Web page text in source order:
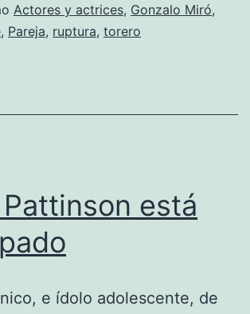
Castro,
pareja
Actores y actrices, Gonzalo Miró,
, Pareja, ruptura, torero
está
e ídolo adolescente, de